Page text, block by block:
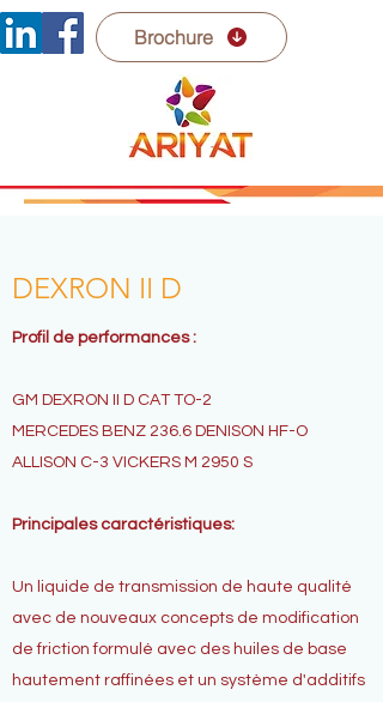
Brochure
DEXRON II D
Profil de performances :
GM DEXRON II D CAT TO-2
MERCEDES BENZ 236.6 DENISON HF-O
ALLISON C-3 VICKERS M 2950 S
Principales caractéristiques:
Un liquide de transmission de haute qualité
avec de nouveaux concepts de modification
de friction formulé avec des huiles de base
hautement raffinées et un système d'additifs